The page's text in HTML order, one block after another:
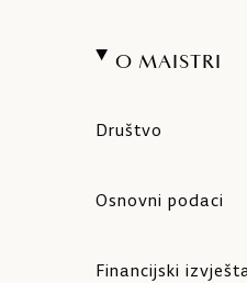
O MAISTRI
Društvo
Osnovni podaci
Financijski